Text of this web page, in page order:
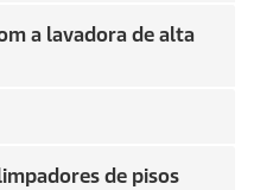
a lavadora de alta
de pisos